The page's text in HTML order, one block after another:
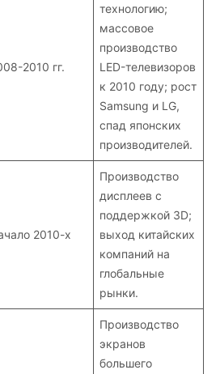
2010 гг.
технологию;
массовое
производство
LED-телевизоров
к 2010 году; рост
Samsung и LG,
спад японских
производителей.
2010-х
Производство
дисплеев с
поддержкой 3D;
выход китайских
компаний на
глобальные
рынки.
Производство
экранов
большего